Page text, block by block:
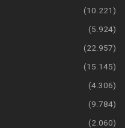
(10.221)
(5.924)
(22.957)
(15.145)
(4.306)
(9.784)
(2.060)